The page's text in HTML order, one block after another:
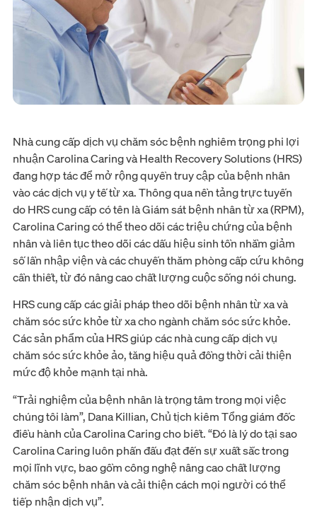
Nhà cung cấp dịch vụ chăm sóc bệnh nghiêm trọng phi lợi
nhuận Carolina Caring và Health Recovery Solutions (HRS)
đang hợp tác để mở rộng quyền truy cập của bệnh nhân
vào các dịch vụ y tế từ xa. Thông qua nền tảng trực tuyến
do HRS cung cấp có tên là Giám sát bệnh nhân từ xa (RPM),
Carolina Caring có thể theo dõi các triệu chứng của bệnh
nhân và liên tục theo dõi các dấu hiệu sinh tồn nhằm giảm
số lần nhập viện và các chuyến thăm phòng cấp cứu không
cần thiết, từ đó nâng cao chất lượng cuộc sống nói chung.
HRS cung cấp các giải pháp theo dõi bệnh nhân từ xa và
chăm sóc sức khỏe từ xa cho ngành chăm sóc sức khỏe.
Các sản phẩm của HRS giúp các nhà cung cấp dịch vụ
chăm sóc sức khỏe ảo, tăng hiệu quả đồng thời cải thiện
mức độ khỏe mạnh tại nhà.
“Trải nghiệm của bệnh nhân là trọng tâm trong mọi việc
chúng tôi làm”, Dana Killian, Chủ tịch kiêm Tổng giám đốc
điều hành của Carolina Caring cho biết. “Đó là lý do tại sao
Carolina Caring luôn phấn đấu đạt đến sự xuất sắc trong
mọi lĩnh vực, bao gồm công nghệ nâng cao chất lượng
chăm sóc bệnh nhân và cải thiện cách mọi người có thể
tiếp nhận dịch vụ”.